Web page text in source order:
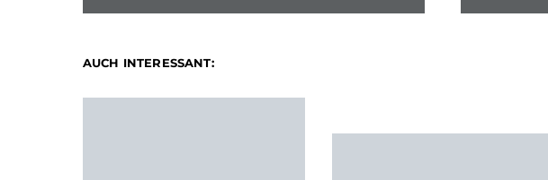
AUCH INTERESSANT: